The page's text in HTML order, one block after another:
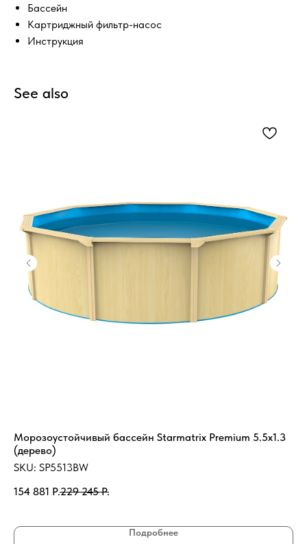
Бассейн
Картриджный фильтр-насос
Инструкция
See also
Морозоустойчивый бассейн Starmatrix Premium 5.5x1.3
(дерево)
SKU: SP5513BW
154 881 Р.229 245 Р.
Подробнее